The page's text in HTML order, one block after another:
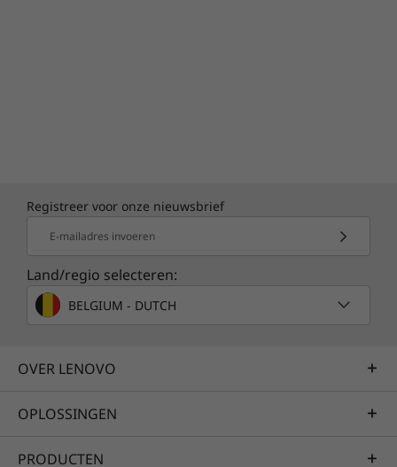
Registreer voor onze nieuwsbrief
E-mailadres invoeren
Land/regio selecteren:
BELGIUM - DUTCH
OVER LENOVO
OPLOSSINGEN
PRODUCTEN